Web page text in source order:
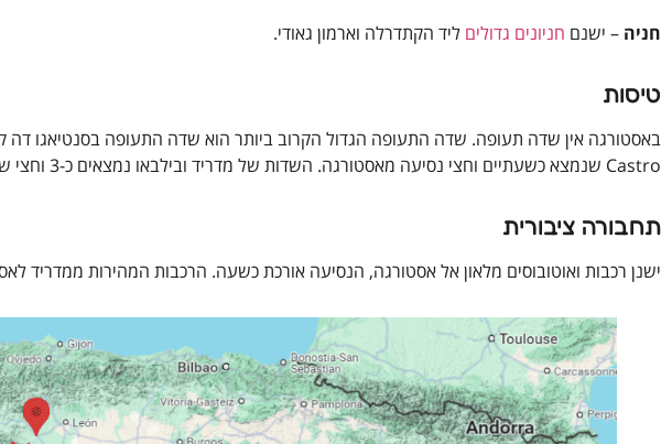
חניה – ישנם חניונים גדולים ליד הקתדרלה וארמון גאודי.
טיסות
Castro שנמצא כשעתיים וחצי נסיעה מאסטורגה. השדות של מדריד ובילבאו נמצאים כ-3 וחצי שעות נסיעה מאסטורגה.
תחבורה ציבורית
ישנן רכבות ואוטובוסים מלאון אל אסטורגה, הנסיעה אורכת כשעה. הרכבות המהירות ממדריד